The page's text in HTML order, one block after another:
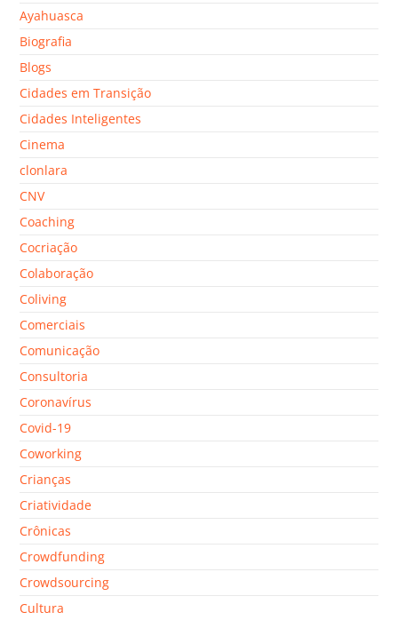
Ayahuasca
Biografia
Blogs
Cidades em Transição
Cidades Inteligentes
Cinema
clonlara
CNV
Coaching
Cocriação
Colaboração
Coliving
Comerciais
Comunicação
Consultoria
Coronavírus
Covid-19
Coworking
Crianças
Criatividade
Crônicas
Crowdfunding
Crowdsourcing
Cultura